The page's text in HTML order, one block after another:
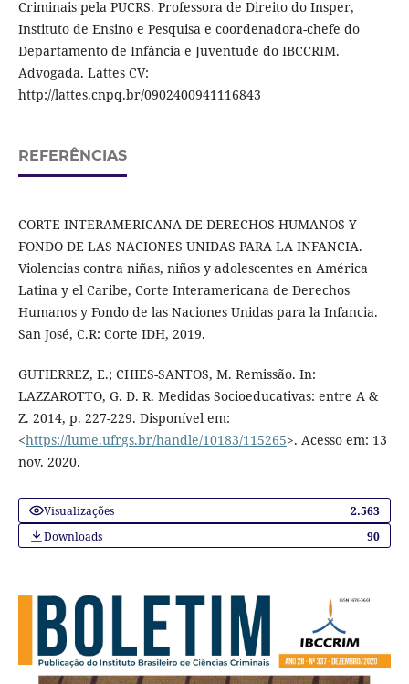
Criminais pela PUCRS. Professora de Direito do Insper,
Instituto de Ensino e Pesquisa e coordenadora-chefe do
Departamento de Infância e Juventude do IBCCRIM.
Advogada. Lattes CV:
http://lattes.cnpq.br/0902400941116843
REFERÊNCIAS
CORTE INTERAMERICANA DE DERECHOS HUMANOS Y
FONDO DE LAS NACIONES UNIDAS PARA LA INFANCIA.
Violencias contra niñas, niños y adolescentes en América
Latina y el Caribe, Corte Interamericana de Derechos
Humanos y Fondo de las Naciones Unidas para la Infancia.
San José, C.R: Corte IDH, 2019.
GUTIERREZ, E.; CHIES-SANTOS, M. Remissão. In:
LAZZAROTTO, G. D. R. Medidas Socioeducativas: entre A &
Z. 2014, p. 227-229. Disponível em:
<https://lume.ufrgs.br/handle/10183/115265>. Acesso em: 13
nov. 2020.
Visualizações
2.563
Downloads
90